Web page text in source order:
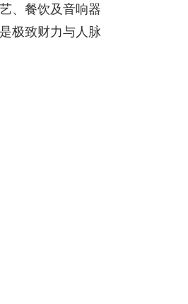
、餐饮及音响器
极致财力与人脉